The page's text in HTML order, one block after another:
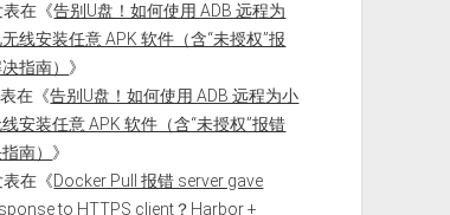
表在《告别U盘！如何使用 ADB 远程为
线安装任意 APK 软件（含“未授权”报
指南） 》
在《告别U盘！如何使用 ADB 远程为小
安装任意 APK 软件（含“未授权”报错
南） 》
表在《Docker Pull 报错 server gave
to HTTPS client？Harbor +